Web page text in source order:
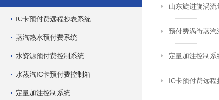
IC卡预付费远程抄表系统
蒸汽热水预付费系统
水资源预付费控制系统
水蒸汽IC卡预付费控制箱
定量加注控制系统
山东旋进旋涡
预付费涡街蒸汽
定量加注控制
IC卡预付费远